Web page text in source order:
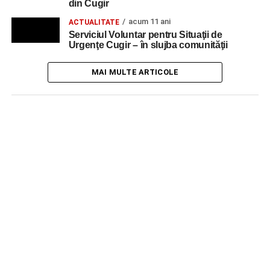
din Cugir
ACTUALITATE acum 11 ani
Serviciul Voluntar pentru Situaţii de
Urgenţe Cugir – în slujba comunităţii
MAI MULTE ARTICOLE